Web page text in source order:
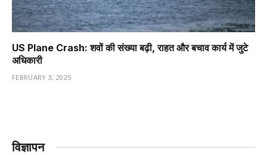
US Plane Crash: शवों की संख्या बढ़ी, राहत और बचाव कार्य में जुटे
अधिकारी
FEBRUARY 3, 2025
विज्ञापन